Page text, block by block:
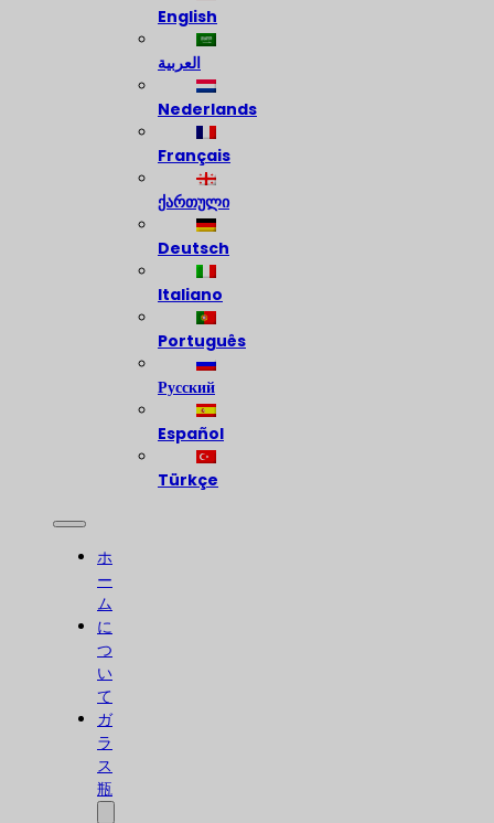
English
العربية
Nederlands
Français
ქართული
Deutsch
Italiano
Português
Русский
Español
Türkçe
ホ
ー
ム
に
つ
い
て
ガ
ラ
ス
瓶